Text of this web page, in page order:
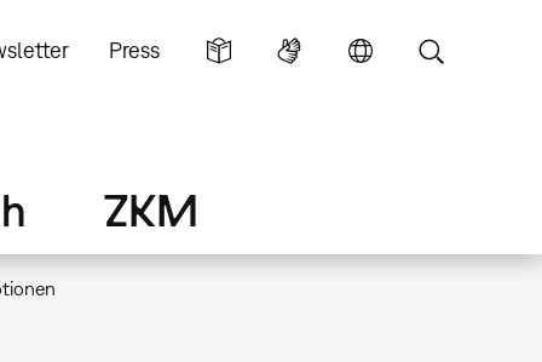
Press
ZKM